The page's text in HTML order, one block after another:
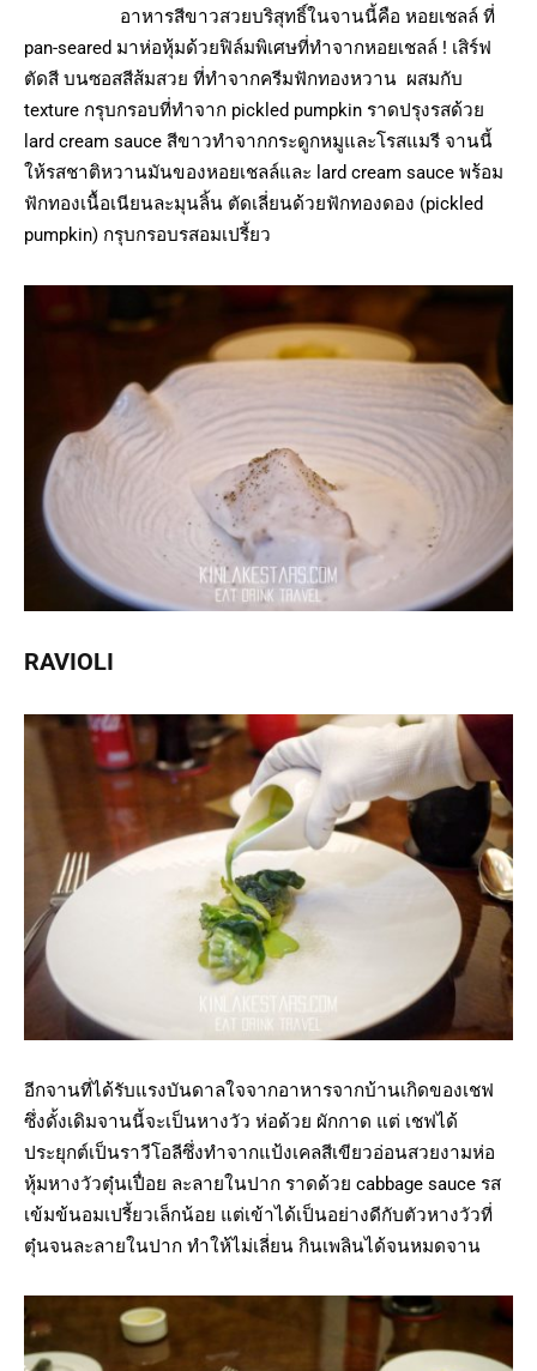
อาหารสีขาวสวยบริสุทธิ์ในจานนี้คือ หอยเชลล์ ที่
pan-seared มาห่อหุ้มด้วยฟิล์มพิเศษที่ทำจากหอยเชลล์ ! เสิร์ฟ
ตัดสี บนซอสสีส้มสวย ที่ทำจากครีมฟักทองหวาน ผสมกับ
texture กรุบกรอบที่ทำจาก pickled pumpkin ราดปรุงรสด้วย
lard cream sauce สีขาวทำจากกระดูกหมูและโรสแมรี จานนี้
ให้รสชาติหวานมันของหอยเชลล์และ lard cream sauce พร้อม
ฟักทองเนื้อเนียนละมุนลิ้น ตัดเลี่ยนด้วยฟักทองดอง (pickled
pumpkin) กรุบกรอบรสอมเปรี้ยว
RAVIOLI
อีกจานที่ได้รับแรงบันดาลใจจากอาหารจากบ้านเกิดของเชฟ
ซึ่งดั้งเดิมจานนี้จะเป็นหางวัว ห่อด้วย ผักกาด แต่ เชฟได้
ประยุกต์เป็นราวีโอลีซึ่งทำจากแป้งเคลสีเขียวอ่อนสวยงามห่อ
หุ้มหางวัวตุ๋นเปื่อย ละลายในปาก ราดด้วย cabbage sauce รส
เข้มข้นอมเปรี้ยวเล็กน้อย แต่เข้าได้เป็นอย่างดีกับตัวหางวัวที่
ตุ๋นจนละลายในปาก ทำให้ไม่เลี่ยน กินเพลินได้จนหมดจาน